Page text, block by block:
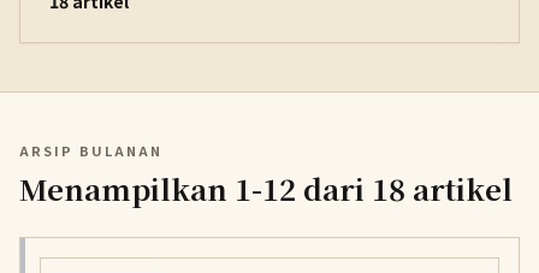
ARSIP BULANAN
Menampilkan 1-12 dari 18 artikel